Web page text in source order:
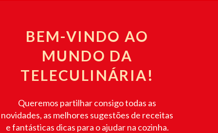
BEM-VINDO AO
MUNDO DA
TELECULINÁRIA!
Queremos partilhar consigo todas as
novidades, as melhores sugestões de receitas
e fantásticas dicas para o ajudar na cozinha.